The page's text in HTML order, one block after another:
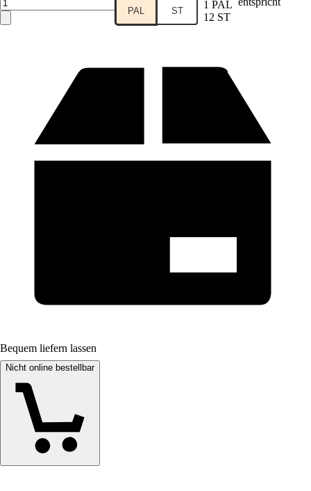
PAL ST 1 PAL
12 ST
Bequem liefern lassen
Nicht online bestellbar